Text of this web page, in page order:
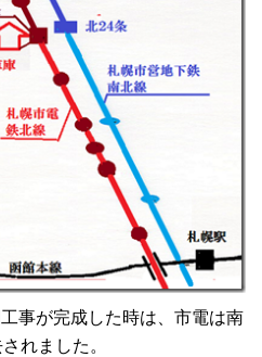
事が完成した時は、市電は南
れました。